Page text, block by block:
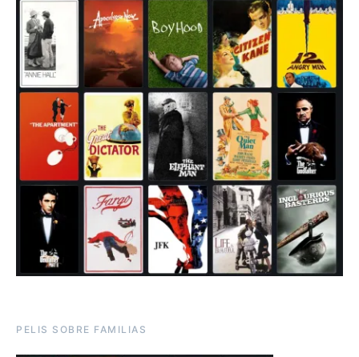
PELIS SOBRE FAMILIAS